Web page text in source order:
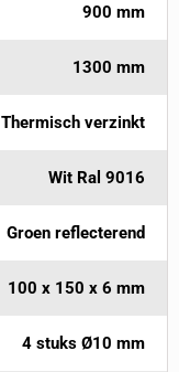
900 mm
1300 mm
Thermisch verzinkt
Wit Ral 9016
Groen reflecterend
100 x 150 x 6 mm
4 stuks Ø10 mm